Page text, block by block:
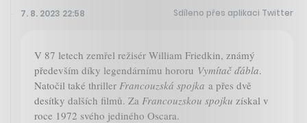
7. 8. 2023 22:58 Sdíleno přes aplikaci Twitter
V 87 letech zemřel režisér William Friedkin, známý
především díky legendárnímu hororu Vymítač ďábla.
Natočil také thriller Francouzská spojka a přes dvě
desítky dalších filmů. Za Francouzskou spojku získal v
roce 1972 svého jediného Oscara.